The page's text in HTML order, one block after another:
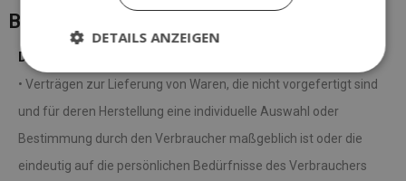
Besondere Hinweise
Das Widerrufsrecht besteht nicht bei
• Verträgen zur Lieferung von Waren, die nicht vorgefertigt sind
und für deren Herstellung eine individuelle Auswahl oder
Bestimmung durch den Verbraucher maßgeblich ist oder die
eindeutig auf die persönlichen Bedürfnisse des Verbrauchers
DETAILS ANZEIGEN